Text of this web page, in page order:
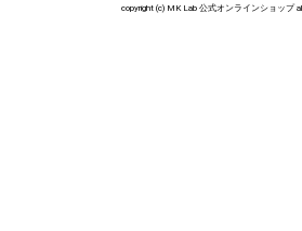
copyright (c) MK Lab 公式オンラインショップ